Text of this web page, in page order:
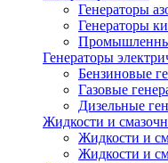
Генераторы
Генераторы
Генераторы
Бензиновые
Газовые
Дизельные
Жидкости и
Жидкости и
Жидкости и